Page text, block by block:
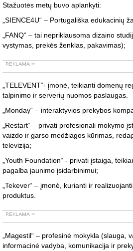
Stažuotės metų buvo aplankyti:
„SIENCE4U“ – Portugališka edukacinių
„FANQ“ – tai nepriklausoma dizaino
vystymas, prekės ženklas, pakavimas);
„TELEVENT“- įmonė, teikianti domenų
talpinimo ir serverių nuomos paslaugas.
„Monday“ – interaktyvios prekybos
„Restart“ – privati profesionali mokymo
vaizdo ir garso medžiagos kūrimas,
televizija;
„Youth Foundation“ - privati įstaiga,
pagalba jaunimo įsidarbinimui;
„Tekever“ – įmonė, kurianti ir
produktus.
„Magestil“ – profesinė mokykla (slauga,
informacinė vadyba, komunikacija ir